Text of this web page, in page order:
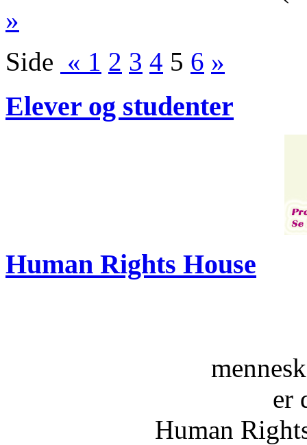
»
Side « 1 2 3 4 5 6 »
Elever og studenter
Human Rights House
er
Human